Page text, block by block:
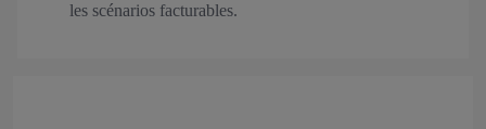
les scénarios facturables.